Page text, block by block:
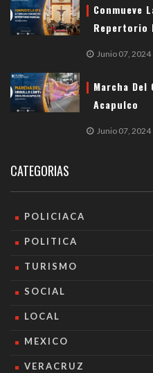
Conmueve
Repertorio
Junio 07, 2024
Marcha Del
Acapulco
Junio 07, 2024
CATEGORIAS
POLICIACA
POLITICA
TURISMO
SOCIAL
LOCAL
MEXICO
VERACRUZ